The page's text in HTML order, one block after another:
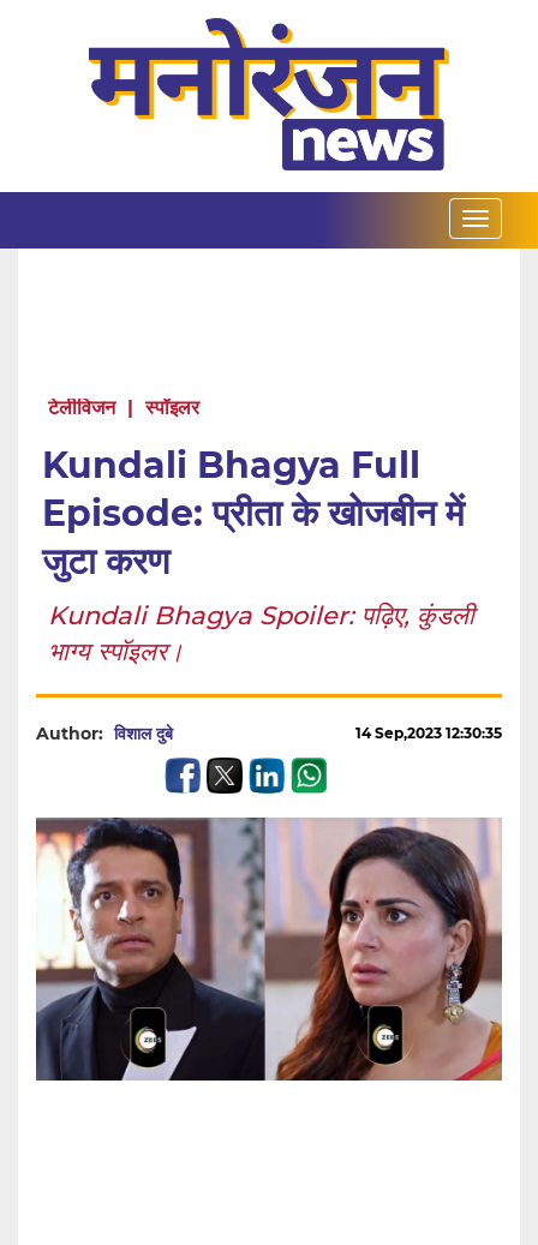
टेलीविजन | स्पॉइलर
Kundali Bhagya Full
Episode: प्रीता के खोजबीन में
जुटा करण
Kundali Bhagya Spoiler: पढ़िए, कुंडली
भाग्य स्पॉइलर।
Author: विशाल दुबे 14 Sep,2023 12:30:35